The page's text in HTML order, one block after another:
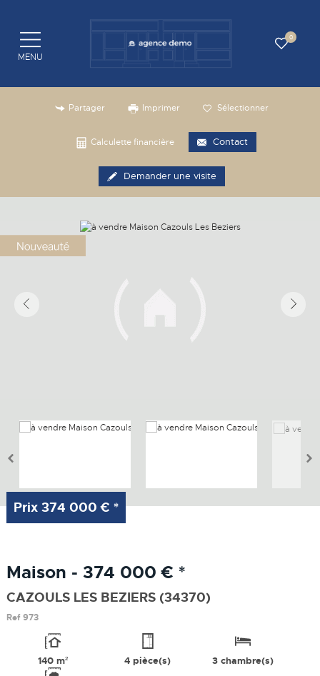
0
MENU
Partager Imprimer Sélectionner
Calculette financière Contact
Demander une visite
Prix374 000 € *
Maison - 374 000 € *
CAZOULS LES BEZIERS (34370)
Ref 973
140 m² 4 pièce(s) 3 chambre(s)